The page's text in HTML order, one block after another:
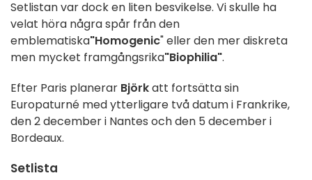
Setlistan var dock en liten besvikelse. Vi skulle ha
velat höra några spår från den
emblematiska"Homogenic" eller den mer diskreta
men mycket framgångsrika"Biophilia".
Efter Paris planerar Björkatt fortsätta sin
Europaturné med ytterligare två datum i Frankrike,
den 2 december i Nantes och den 5 december i
Bordeaux.
Setlista